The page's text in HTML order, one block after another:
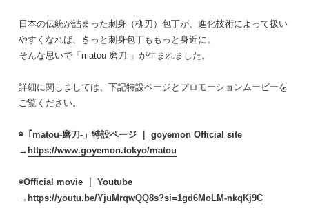
日本の伝統が詰まった刺身（柳刃）包丁が、 進化技術によって扱い
やすくなれば、
きっと刺身包丁ももっと身近に。
そんな思いで「matou-磨刀-」が生まれました。
詳細に関しましては、 下記特設ページとプロモーションムービーを
ご覧ください。
◉「matou-磨刀-」特設ページ ｜ goyemon Official site
→ https://www.goyemon.tokyo/matou
◉Official movie ｜ Youtube
→ https://youtu.be/YjuMrqwQQ8s?si=1gd6MoLM-nkqKj9C